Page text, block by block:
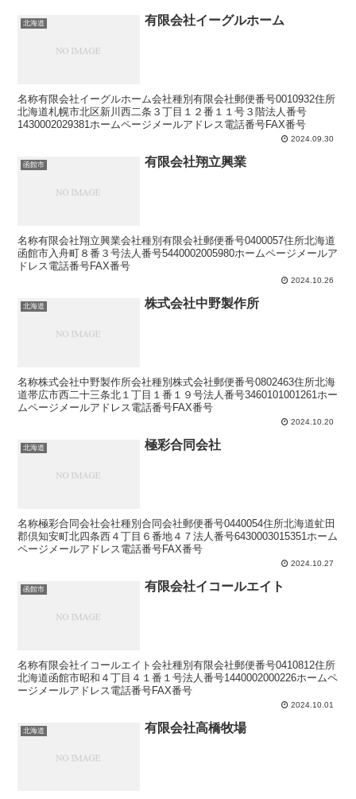
北海道 有限会社イーグルホーム
名称有限会社イーグルホーム会社種別有限会社郵便番号0010932住所
北海道札幌市北区新川西二条３丁目１２番１１号３階法人番号
1430002029381ホームページメールアドレス電話番号FAX番号
2024.09.30
函館市 有限会社翔立興業
名称有限会社翔立興業会社種別有限会社郵便番号0400057住所北海道
函館市入舟町８番３号法人番号5440002005980ホームページメールア
ドレス電話番号FAX番号
2024.10.26
北海道 株式会社中野製作所
名称株式会社中野製作所会社種別株式会社郵便番号0802463住所北海
道帯広市西二十三条北１丁目１番１９号法人番号3460101001261ホー
ムページメールアドレス電話番号FAX番号
2024.10.20
北海道 極彩合同会社
名称極彩合同会社会社種別合同会社郵便番号0440054住所北海道虻田
郡倶知安町北四条西４丁目６番地４７法人番号6430003015351ホーム
ページメールアドレス電話番号FAX番号
2024.10.27
函館市 有限会社イコールエイト
名称有限会社イコールエイト会社種別有限会社郵便番号0410812住所
北海道函館市昭和４丁目４１番１号法人番号1440002000226ホームペ
ージメールアドレス電話番号FAX番号
2024.10.01
北海道 有限会社高橋牧場